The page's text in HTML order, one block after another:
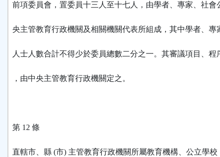
前項委員會，置委員十三人至十七人，由學者、專家、社會
央主管教育行政機關及相關機關代表所組成，其中學者、專
人士人數合計不得少於委員總數二分之一。其審議項目、程
，由中央主管教育行政機關定之。
第 12 條
直轄市、縣 (市) 主管教育行政機關所屬教育機構、公立學校